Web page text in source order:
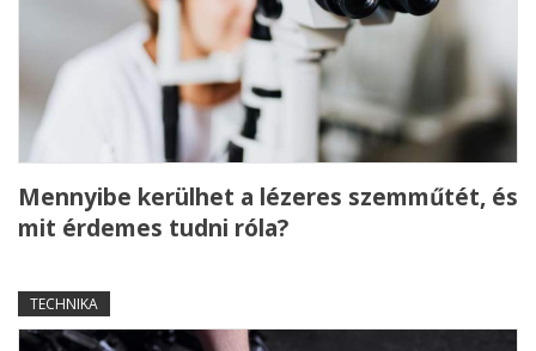
Mennyibe kerülhet a lézeres szemműtét, és
mit érdemes tudni róla?
TECHNIKA